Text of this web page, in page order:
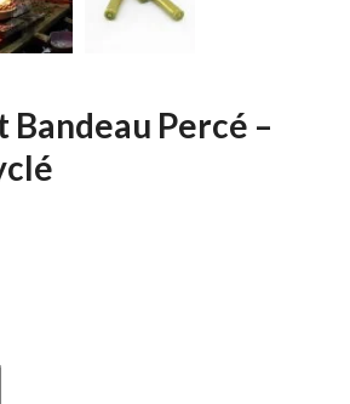
Bandeau Percé –